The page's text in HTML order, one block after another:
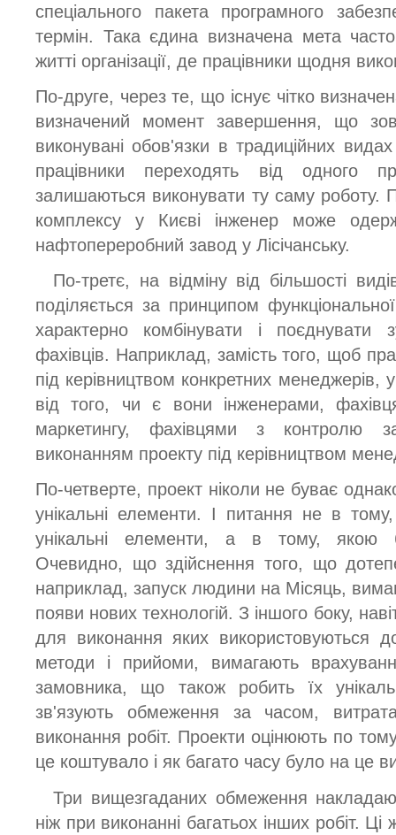
спеціального пакета програмного
термін. Така єдина визначена мета
житті організації, де працівники щодня
По-друге, через те, що існує чітко
визначений момент завершення, що
виконувані обов'язки в традиційних
працівники переходять від одного
залишаються виконувати ту саму роботу.
комплексу у Києві інженер може
нафтопереробний завод у Лісічанську.
По-третє, на відміну від більшості
поділяється за принципом функціональної
характерно комбінувати і поєднувати
фахівців. Наприклад, замість того, щоб
під керівництвом конкретних менеджерів,
від того, чи є вони інженерами,
маркетингу, фахівцями з контролю
виконанням проекту під керівництвом
По-четверте, проект ніколи не буває
унікальні елементи. І питання не в
унікальні елементи, а в тому, якою
Очевидно, що здійснення того, що
наприклад, запуск людини на Місяць,
появи нових технологій. З іншого боку,
для виконання яких використовуються
методи і прийоми, вимагають
замовника, що також робить їх
зв'язують обмеження за часом,
виконання робіт. Проекти оцінюють по
це коштувало і як багато часу було на це
Три вищезгаданих обмеження
ніж при виконанні багатьох інших робіт.